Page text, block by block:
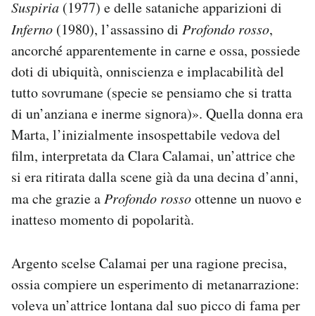
Suspiria (1977) e delle sataniche apparizioni di
Inferno (1980), l’assassino di Profondo rosso,
ancorché apparentemente in carne e ossa, possiede
doti di ubiquità, onniscienza e implacabilità del
tutto sovrumane (specie se pensiamo che si tratta
di un’anziana e inerme signora)». Quella donna era
Marta, l’inizialmente insospettabile vedova del
film, interpretata da Clara Calamai, un’attrice che
si era ritirata dalla scene già da una decina d’anni,
ma che grazie aProfondo rossoottenne un nuovo e
inatteso momento di popolarità.
Argento scelse Calamai per una ragione precisa,
ossia compiere un esperimento di metanarrazione:
voleva un’attrice lontana dal suo picco di fama per